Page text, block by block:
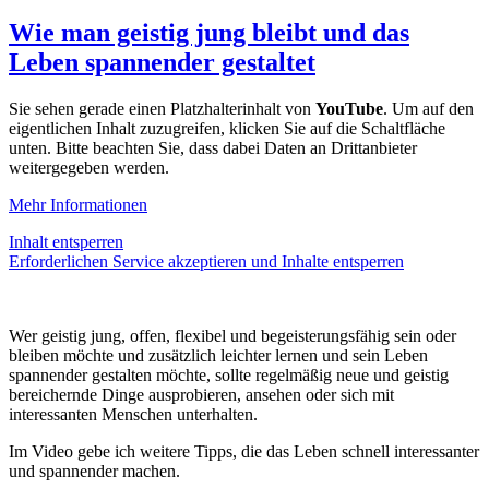
Wie man geistig jung bleibt und das
Leben spannender gestaltet
Sie sehen gerade einen Platzhalterinhalt von YouTube. Um auf den
eigentlichen Inhalt zuzugreifen, klicken Sie auf die Schaltfläche
unten. Bitte beachten Sie, dass dabei Daten an Drittanbieter
weitergegeben werden.
Mehr Informationen
Inhalt entsperren
Erforderlichen Service akzeptieren und Inhalte entsperren
Wer geistig jung, offen, flexibel und begeisterungsfähig sein oder
bleiben möchte und zusätzlich leichter lernen und sein Leben
spannender gestalten möchte, sollte regelmäßig neue und geistig
bereichernde Dinge ausprobieren, ansehen oder sich mit
interessanten Menschen unterhalten.
Im Video gebe ich weitere Tipps, die das Leben schnell interessanter
und spannender machen.